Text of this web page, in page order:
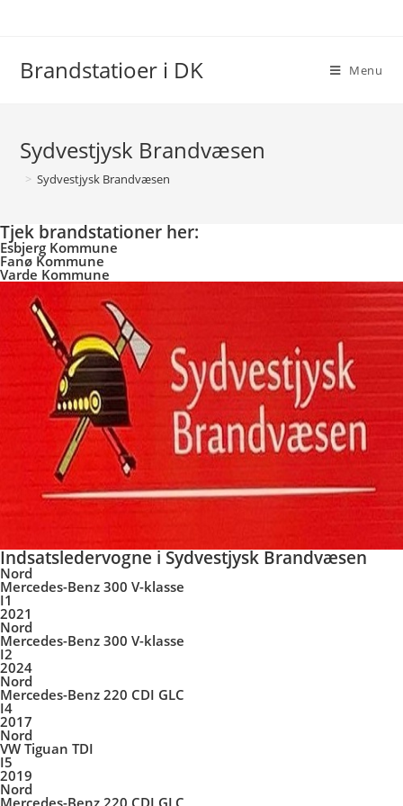
Brandstatioer i DK Menu
Sydvestjysk Brandvæsen
> Sydvestjysk Brandvæsen
Tjek brandstationer her:
Esbjerg Kommune
Fanø Kommune
Varde Kommune
Indsatsledervogne i Sydvestjysk Brandvæsen
Nord
Mercedes-Benz 300 V-klasse
I1
2021
Nord
Mercedes-Benz 300 V-klasse
I2
2024
Nord
Mercedes-Benz 220 CDI GLC
I4
2017
Nord
VW Tiguan TDI
I5
2019
Nord